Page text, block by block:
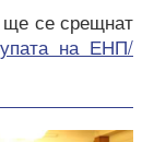
се срещнат
на ЕНП/